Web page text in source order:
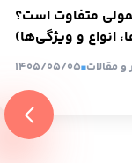
متفاوت است؟
انواع و ویژگی‌ها)
1405/05/05 و مقالات